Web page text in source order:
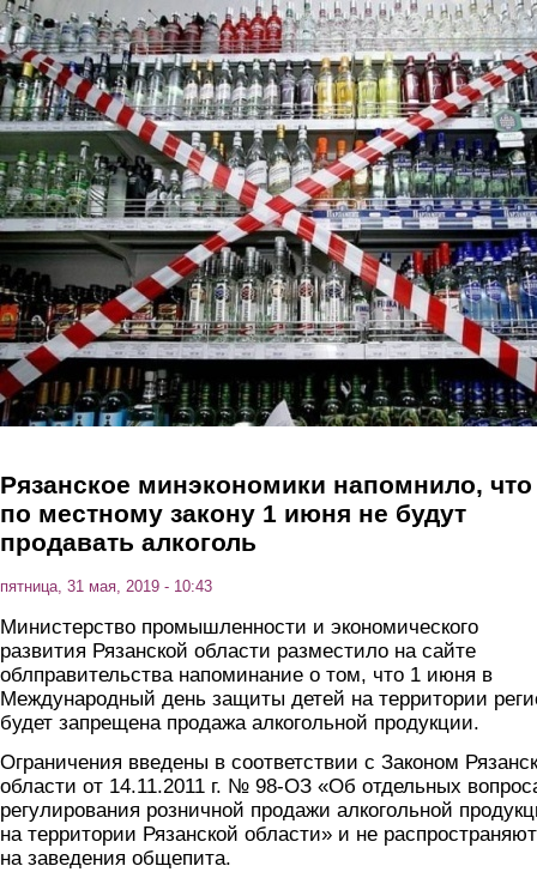
Перейти к основному содержанию
Рязанское минэкономики напомнило, что
по местному закону 1 июня не будут
продавать алкоголь
пятница, 31 мая, 2019 - 10:43
Министерство промышленности и экономического
развития Рязанской области разместило на сайте
облправительства напоминание о том, что 1 июня в
Международный день защиты детей на территории
будет запрещена продажа алкогольной продукции.
Ограничения введены в соответствии с Законом
области от 14.11.2011 г. № 98-ОЗ «Об отдельных
регулирования розничной продажи алкогольной
на территории Рязанской области» и не
на заведения общепита.